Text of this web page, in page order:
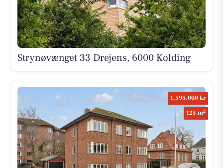
Strynøvænget 33 Drejens, 6000 Kolding
1.595.000 kr
125 m2